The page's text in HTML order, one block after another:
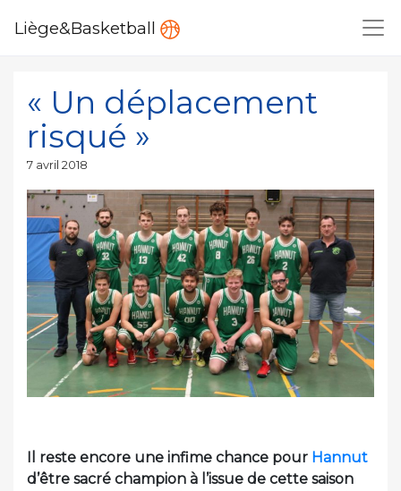
Liège&Basketball
« Un déplacement
risqué »
Publié
7 avril 2018
Il reste encore une infime chance pour Hannut
d’être sacré champion à l’issue de cette saison